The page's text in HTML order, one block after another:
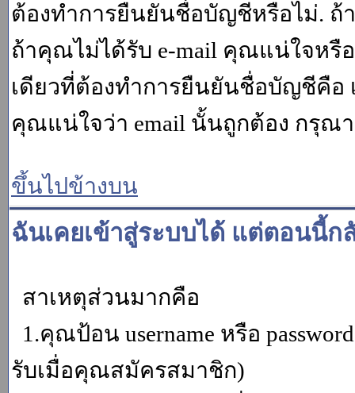
ต้องทำการยืนยันชื่อบัญชีหรือไม่.
ถ้าคุณไม่ได้รับ e-mail คุณแน่ใจหรื
เดียวที่ต้องทำการยืนยันชื่อบัญชีคือ
คุณแน่ใจว่า email นั้นถูกต้อง กรุณ
ขึ้นไปข้างบน
ฉันเคยเข้าสู่ระบบได้ แต่ตอนนี้ก
สาเหตุส่วนมากคือ
1.คุณป้อน username หรือ
รับเมื่อคุณสมัครสมาชิก)